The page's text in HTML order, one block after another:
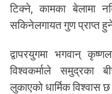
टिक्ने, कामका बेलामा
सकिनेलगायत गुण प्राप्त
द्वापरयुगमा भगवान्
विश्वकर्माले समुद्रका
लुकाएको धार्मिक विश्वास